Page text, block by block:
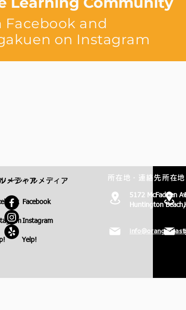
Facebook and
on Instagram
メディア 所在
所在地・連絡先
5172 McFadden
Huntington
ソーシャルメディア
Facebook
Instagram
Yelp!